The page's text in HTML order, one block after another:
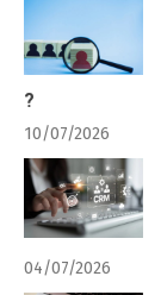
?
10/07/2026
04/07/2026